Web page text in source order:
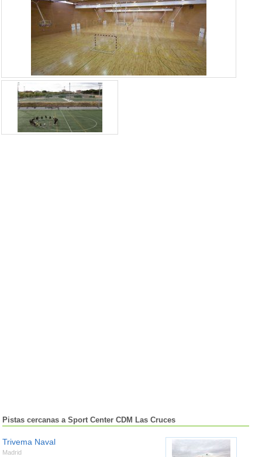
Pistas cercanas a Sport Center CDM Las Cruces
Trivema Naval
Madrid